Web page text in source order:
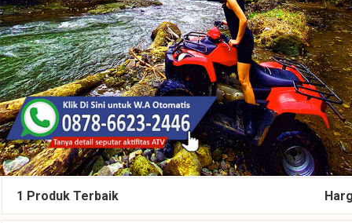
1 Produk Terbaik